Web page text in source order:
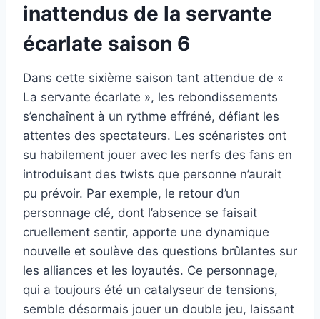
inattendus de la servante
écarlate saison 6
Dans cette sixième saison tant attendue de «
La servante écarlate », les rebondissements
s’enchaînent à un rythme effréné, défiant les
attentes des spectateurs. Les scénaristes ont
su habilement jouer avec les nerfs des fans en
introduisant des twists que personne n’aurait
pu prévoir. Par exemple, le retour d’un
personnage clé, dont l’absence se faisait
cruellement sentir, apporte une dynamique
nouvelle et soulève des questions brûlantes sur
les alliances et les loyautés. Ce personnage,
qui a toujours été un catalyseur de tensions,
semble désormais jouer un double jeu, laissant